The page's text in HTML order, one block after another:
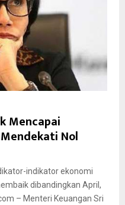
Mencapai
Nol
indikator ekonomi
dibandingkan April,
– Menteri Keuangan Sri